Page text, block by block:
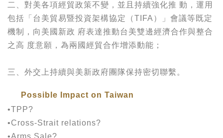
二、對美各項經貿政策不變，並且持續強化推 動，運用
包括「台美貿易暨投資架構協定（TIFA）」會議等既定
機制，向美國新政 府表達推動台美雙邊經濟合作與整合
之高 度意願，為兩國經貿合作增添動能；
三、外交上持續與美新政府團隊保持密切聯繫。
Possible Impact on Taiwan
•TPP?
•Cross-Strait relations?
•Arms Sale?